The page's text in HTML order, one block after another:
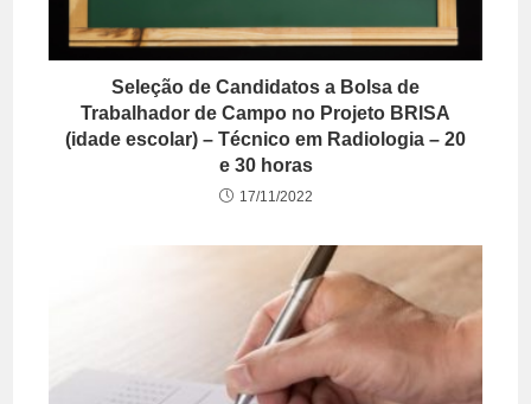
Seleção de Candidatos a Bolsa de
Trabalhador de Campo no Projeto BRISA
(idade escolar) – Técnico em Radiologia – 20
e 30 horas
17/11/2022